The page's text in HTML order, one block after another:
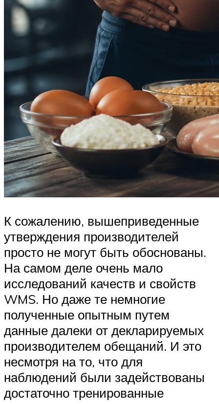
К сожалению, вышеприведенные
утверждения производителей
просто не могут быть обоснованы.
На самом деле очень мало
исследований качеств и свойств
WMS. Но даже те немногие
полученные опытным путем
данные далеки от декларируемых
производителем обещаний. И это
несмотря на то, что для
наблюдений были задействованы
достаточно тренированные